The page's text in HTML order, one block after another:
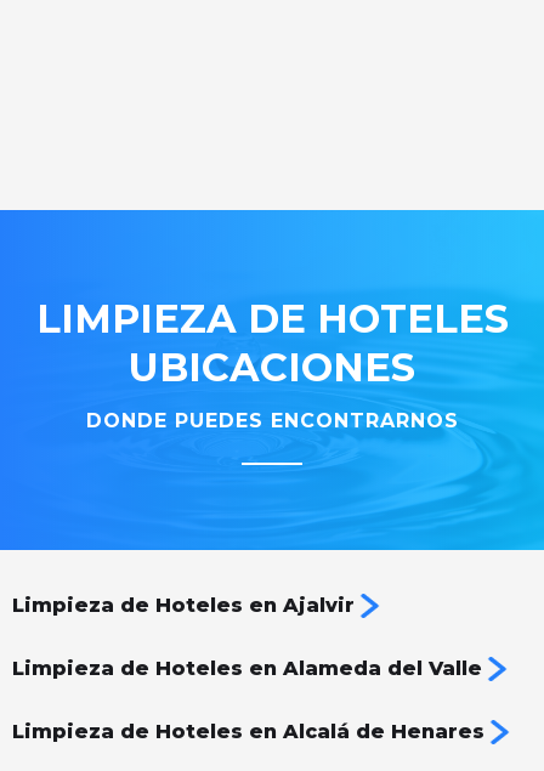
LIMPIEZA DE HOTELES
UBICACIONES
DONDE PUEDES ENCONTRARNOS
Limpieza de Hoteles en Ajalvir
Limpieza de Hoteles en Alameda del Valle
Limpieza de Hoteles en Alcalá de Henares